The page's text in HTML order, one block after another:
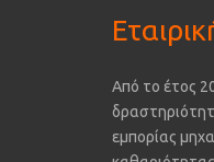
Από το έτος
εμπορίας